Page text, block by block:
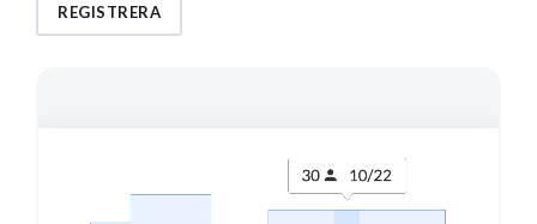
REGISTRERA